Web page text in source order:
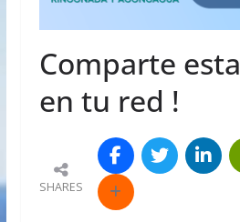
Comparte
en tu red !
SHARES